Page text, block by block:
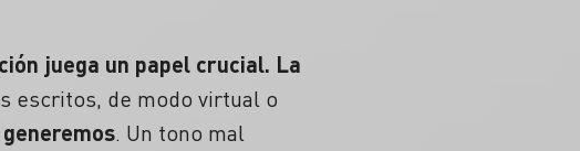
juega un papel crucial. La
escritos, de modo virtual o
. Un tono mal